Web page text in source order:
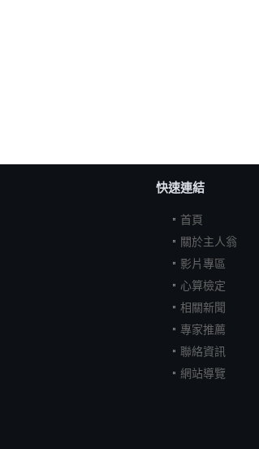
快速連結
首頁
關於主人翁
影片專區
心算檢定
相關新聞
專家推薦
聯絡資訊
網站導覽